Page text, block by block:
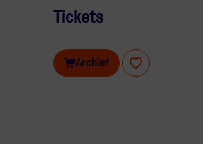
Tickets
Archief